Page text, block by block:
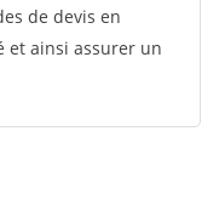
de devis en
et ainsi assurer un